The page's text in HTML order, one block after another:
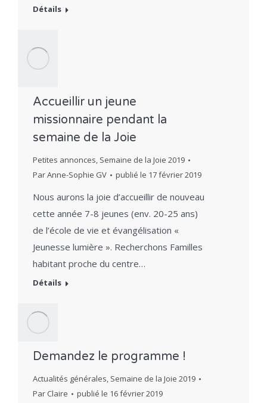
Détails
Accueillir un jeune
missionnaire pendant la
semaine de la Joie
Petites annonces, Semaine de la Joie 2019
ParAnne-Sophie GV publié le 17 février 2019
Nous aurons la joie d’accueillir de nouveau
cette année 7-8 jeunes (env. 20-25 ans)
de l’école de vie et évangélisation «
Jeunesse lumière ». Recherchons Familles
habitant proche du centre…
Détails
Demandez le programme !
Actualités générales, Semaine de la Joie 2019
Par Claire publié le 16 février 2019